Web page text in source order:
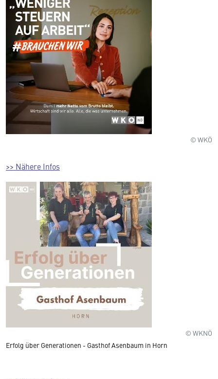
© WKÖ
>> Nähere Infos
© WKNÖ
Erfolg über Generationen - Gasthof Asenbaum in Horn